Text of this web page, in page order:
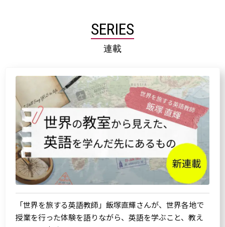
SERIES
連載
「世界を旅する英語教師」飯塚直輝さんが、世界各地で
授業を行った体験を語りながら、英語を学ぶこと、教え